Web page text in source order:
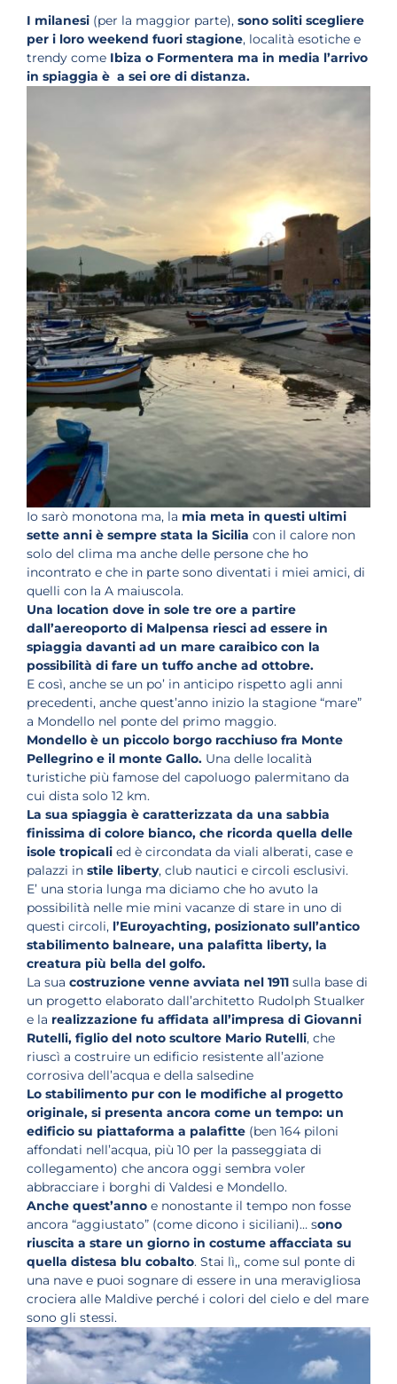
I milanesi (per la maggior parte), sono soliti scegliere
per i loro weekend fuori stagione, località esotiche e
trendy come Ibiza o Formentera ma in media l’arrivo
in spiaggia è a sei ore di distanza.
Io sarò monotona ma, la mia meta in questi ultimi
sette anni è sempre stata la Sicilia con il calore non
solo del clima ma anche delle persone che ho
incontrato e che in parte sono diventati i miei amici, di
quelli con la A maiuscola.
Una location dove in sole tre ore a partire
dall’aereoporto di Malpensa riesci ad essere in
spiaggia davanti ad un mare caraibico con la
possibilità di fare un tuffo anche ad ottobre.
E così, anche se un po’ in anticipo rispetto agli anni
precedenti, anche quest’anno inizio la stagione “mare”
a Mondello nel ponte del primo maggio.
Mondello è un piccolo borgo racchiuso fra Monte
Pellegrino e il monte Gallo. Una delle località
turistiche più famose del capoluogo palermitano da
cui dista solo 12 km.
La sua spiaggia è caratterizzata da una sabbia
finissima di colore bianco, che ricorda quella delle
isole tropicali ed è circondata da viali alberati, case e
palazzi in stile liberty, club nautici e circoli esclusivi.
E’ una storia lunga ma diciamo che ho avuto la
possibilità nelle mie mini vacanze di stare in uno di
questi circoli, l’Euroyachting, posizionato sull’antico
stabilimento balneare, una palafitta liberty, la
creatura più bella del golfo.
La sua costruzione venne avviata nel 1911 sulla base di
un progetto elaborato dall’architetto Rudolph Stualker
e la realizzazione fu affidata all’impresa di Giovanni
Rutelli, figlio del noto scultore Mario Rutelli, che
riuscì a costruire un edificio resistente all’azione
corrosiva dell’acqua e della salsedine
Lo stabilimento pur con le modifiche al progetto
originale, si presenta ancora come un tempo: un
edificio su piattaforma a palafitte (ben 164 piloni
affondati nell’acqua, più 10 per la passeggiata di
collegamento) che ancora oggi sembra voler
abbracciare i borghi di Valdesi e Mondello.
Anche quest’anno e nonostante il tempo non fosse
ancora “aggiustato” (come dicono i siciliani)… sono
riuscita a stare un giorno in costume affacciata su
quella distesa blu cobalto. Stai lì,, come sul ponte di
una nave e puoi sognare di essere in una meravigliosa
crociera alle Maldive perché i colori del cielo e del mare
sono gli stessi.